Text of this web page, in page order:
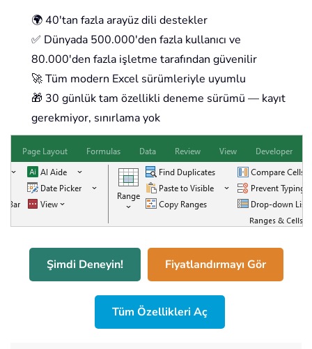
🌍 40'tan fazla arayüz dili destekler
✅ Dünyada 500.000'den fazla kullanıcı ve
80.000'den fazla işletme tarafından güvenilir
🚀 Tüm modern Excel sürümleriyle uyumlu
🎁 30 günlük tam özellikli deneme sürümü — kayıt
gerekmiyor, sınırlama yok
Şimdi Deneyin! Fiyatlandırmayı Gör
Tüm Özellikleri Aç